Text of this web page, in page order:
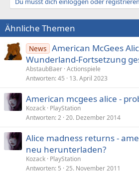
Ähnliche Themen
News American McGees
Wunderland-Fortsetzung
AbstaubBaer Actionspiele
Antworten 45 13. April 2023
American mcgees alice -
Kozack PlayStation
Antworten 2 20. Dezember 2014
Alice madness returns -
neu herunterladen?
Kozack PlayStation
Antworten 5 25. November 2011